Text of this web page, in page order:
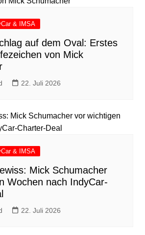
& IMSA
auf dem Oval: Erstes
von Mick
22. Juli 2026
& IMSA
Mick Schumacher
Wochen nach IndyCar-
22. Juli 2026